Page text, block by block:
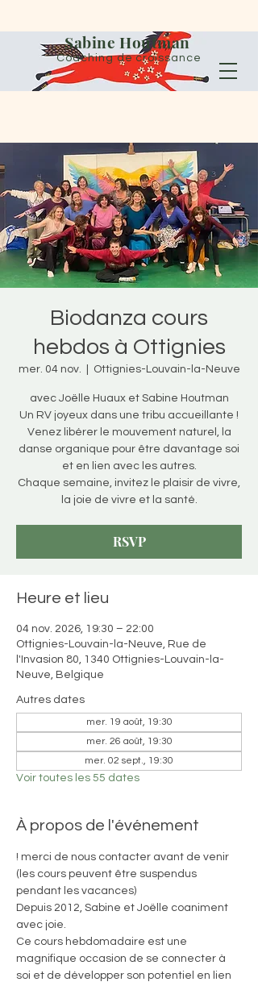
Sabine Houtman
Coaching de croissance
Biodanza cours
hebdos à Ottignies
mer. 04 nov. Ottignies-Louvain-la-Neuve
avec Joëlle Huaux et Sabine Houtman
Un RV joyeux dans une tribu accueillante !
Venez libérer le mouvement naturel, la
danse organique pour être davantage soi
et en lien avec les autres.
Chaque semaine, invitez le plaisir de vivre,
la joie de vivre et la santé.
RSVP
Heure et lieu
04 nov. 2026, 19:30 – 22:00
Ottignies-Louvain-la-Neuve, Rue de
l'Invasion 80, 1340 Ottignies-Louvain-la-
Neuve, Belgique
Autres dates
mer. 19 août, 19:30
mer. 26 août, 19:30
mer. 02 sept., 19:30
Voir toutes les 55 dates
À propos de l'événement
! merci de nous contacter avant de venir
(les cours peuvent être suspendus
pendant les vacances)
Depuis 2012, Sabine et Joëlle coaniment
avec joie.
Ce cours hebdomadaire est une
magnifique occasion de se connecter à
soi et de développer son potentiel en lien